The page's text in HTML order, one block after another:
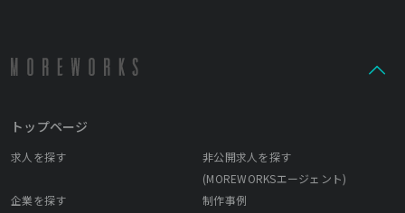
トップページ
求人を探す
非公開求人を探す
(MOREWORKSエージェント)
企業を探す
制作事例